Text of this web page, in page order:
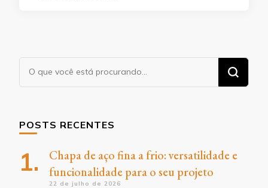
Procurando
algo?
POSTS RECENTES
Chapa de aço fina a frio: versatilidade e
funcionalidade para o seu projeto
22 de julho de 2026